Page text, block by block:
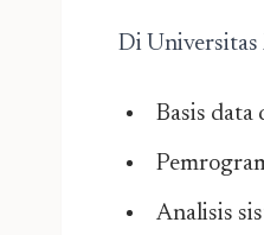
Di Universitas
Basis
Analisis